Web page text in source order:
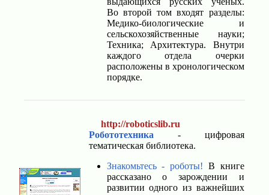
Во второй том входят разделы:
Медико-биологические и
сельскохозяйственные науки;
Техника; Архитектура. Внутри
каждого отдела очерки
расположены в хронологическом
порядке.
http://roboticslib.ru
Робототехника - цифровая
тематическая библиотека.
Знакомьтесь - роботы! В книге
рассказано о зарождении и
развитии одного из важнейших